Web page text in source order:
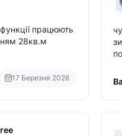
працюють
28кв.м
17 Березня 2026